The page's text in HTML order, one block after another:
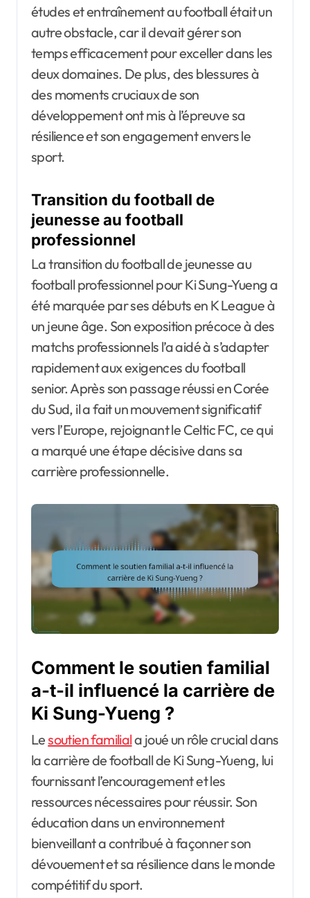
études et entraînement au football était un
autre obstacle, car il devait gérer son
temps efficacement pour exceller dans les
deux domaines. De plus, des blessures à
des moments cruciaux de son
développement ont mis à l’épreuve sa
résilience et son engagement envers le
sport.
Transition du football de
jeunesse au football
professionnel
La transition du football de jeunesse au
football professionnel pour Ki Sung-Yueng a
été marquée par ses débuts en K League à
un jeune âge. Son exposition précoce à des
matchs professionnels l’a aidé à s’adapter
rapidement aux exigences du football
senior. Après son passage réussi en Corée
du Sud, il a fait un mouvement significatif
vers l’Europe, rejoignant le Celtic FC, ce qui
a marqué une étape décisive dans sa
carrière professionnelle.
Comment le soutien familial
a-t-il influencé la carrière de
Ki Sung-Yueng ?
Lesoutien familiala joué un rôle crucial dans
la carrière de football de Ki Sung-Yueng, lui
fournissant l’encouragement et les
ressources nécessaires pour réussir. Son
éducation dans un environnement
bienveillant a contribué à façonner son
dévouement et sa résilience dans le monde
compétitif du sport.